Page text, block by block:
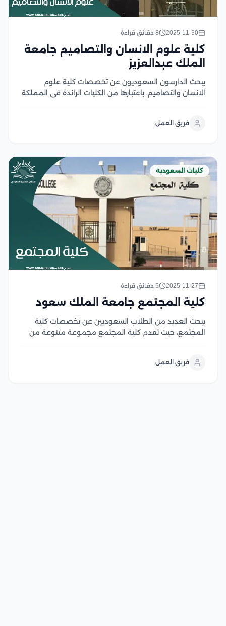
2025-11-30 8 دقائق قراءة
كلية علوم الانسان والتصاميم جامعة
الملك عبدالعزيز
يبحث الدارسون السعوديون عن تخصصات كلية علوم
الانسان والتصاميم، باعتبارها من الكليات الرائدة في المملكة
وتتميز الكلية بتقديم تجربة...
فريق العمل
كليات السعودية
2025-11-27 5 دقائق قراءة
كلية المجتمع جامعة الملك سعود
يبحث العديد من الطلاب السعوديين عن تخصصات كلية
المجتمع، حيث تقدم كلية المجتمع مجموعة متنوعة من
بيئة تعليمية متطورة ومناهج متقدمة، كما توفر...
فريق العمل